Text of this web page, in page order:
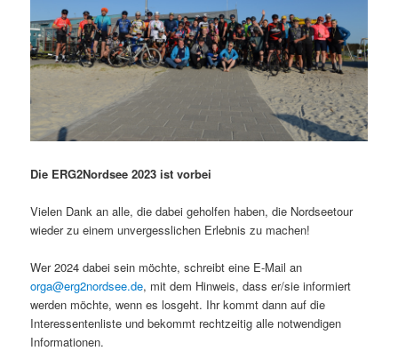
Die ERG2Nordsee 2023 ist vorbei
Vielen Dank an alle, die dabei geholfen haben, die Nordseetour
wieder zu einem unvergesslichen Erlebnis zu machen!
Wer 2024 dabei sein möchte, schreibt eine E-Mail an
orga@erg2nordsee.de, mit dem Hinweis, dass er/sie informiert
werden möchte, wenn es losgeht. Ihr kommt dann auf die
Interessentenliste und bekommt rechtzeitig alle notwendigen
Informationen.